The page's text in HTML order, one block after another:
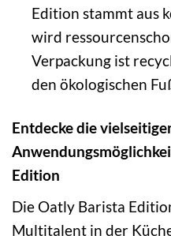
Edition stammt aus
wird
Verpackung ist
den ökologischen
Entdecke die
Edition
Die Oatly Barista
Multitalent in der